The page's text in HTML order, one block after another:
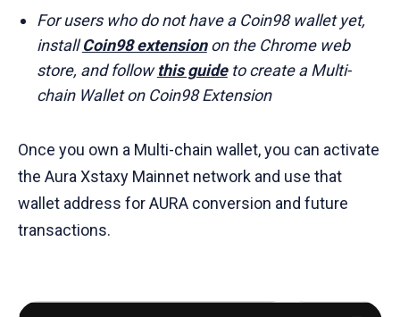
For users who do not have a Coin98 wallet yet,
installCoin98 extensionon the Chrome web
store, and followthis guideto create a Multi-
chain Wallet on Coin98 Extension
Once you own a Multi-chain wallet, you can activate
the Aura Xstaxy Mainnet network and use that
wallet address for AURA conversion and future
transactions.